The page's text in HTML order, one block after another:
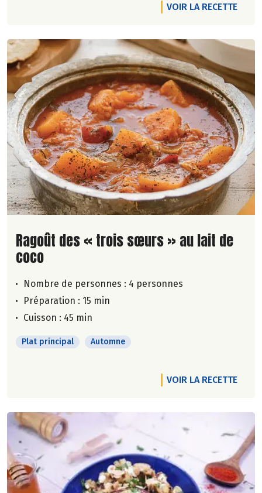
VOIR LA RECETTE
Lire la suite de la recette
Ragoût des « trois sœurs » au lait de
coco
Nombre de personnes : 4 personnes
Préparation : 15 min
Cuisson : 45 min
Plat principal Automne
VOIR LA RECETTE